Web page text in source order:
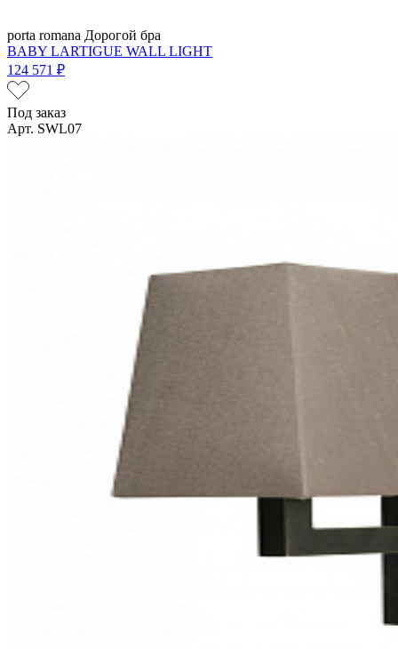
porta romana Дорогой бра
BABY LARTIGUE WALL LIGHT
124 571 ₽
Под заказ
Арт. SWL07